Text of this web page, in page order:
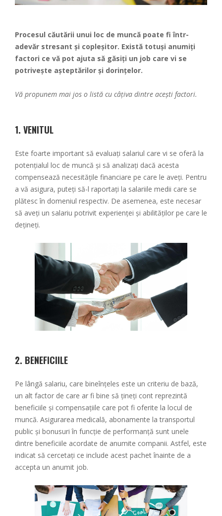
Procesul căutării unui loc de muncă poate fi într-
adevăr stresant și copleșitor. Există totuși anumiți
factori ce vă pot ajuta să găsiți un job care vi se
potrivește așteptărilor și dorințelor.
Vă propunem mai jos o listă cu câțiva dintre acești factori.
1. VENITUL
Este foarte important să evaluați salariul care vi se oferă la
potențialul loc de muncă și să analizați dacă acesta
compensează necesitățile financiare pe care le aveți. Pentru
a vă asigura, puteți să-l raportați la salariile medii care se
plătesc în domeniul respectiv. De asemenea, este necesar
să aveți un salariu potrivit experienței și abilităților pe care le
dețineți.
2. BENEFICIILE
Pe lângă salariu, care bineînțeles este un criteriu de bază,
un alt factor de care ar fi bine să țineți cont reprezintă
beneficiile și compensațiile care pot fi oferite la locul de
muncă. Asigurarea medicală, abonamente la transportul
public și bonusuri în funcție de performanță sunt unele
dintre beneficiile acordate de anumite companii. Astfel, este
indicat să cercetați ce include acest pachet înainte de a
accepta un anumit job.